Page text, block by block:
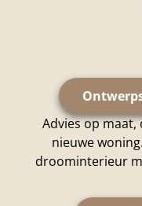
Advies op maat,
nieuwe
droominterieur